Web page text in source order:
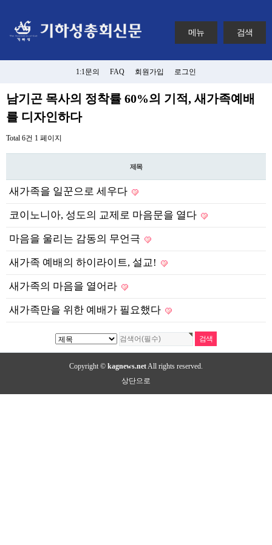
메뉴 검색
1:1문의 FAQ 회원가입 로그인
남기곤 목사의 정착률 60%의 기적, 새가족예배
를 디자인하다
Total 6건 1 페이지
제목
새가족을 일꾼으로 세우다
코이노니아, 성도의 교제로 마음문을 열다
마음을 울리는 감동의 무언극
새가족 예배의 하이라이트, 설교!
새가족의 마음을 열어라
새가족만을 위한 예배가 필요했다
Copyright © kagnews.netAll rights reserved.
상단으로